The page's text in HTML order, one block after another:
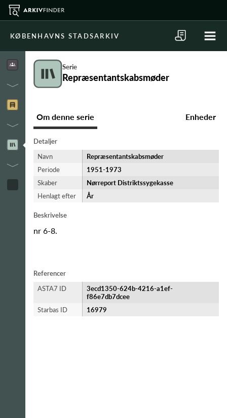
KØBENHAVNS STADSARKIV
Serie
Repræsentantskabsmøder
Om denne serie Enheder
Detaljer
Navn
Repræsentantskabsmøder
Periode
1951-​1973
Skaber
Nørreport Distriktssygekasse
Henlagt efter
År
Beskrivelse
nr 6-8.
Referencer
ASTA7 ID
3ecd1350-624b-4216-a1ef-
f86e7db7dcee
Starbas ID
16979